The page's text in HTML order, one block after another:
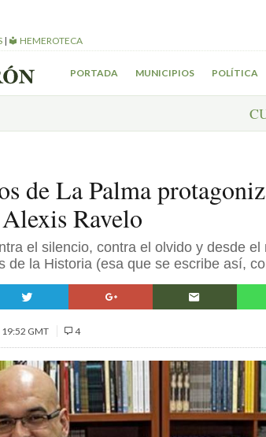
| HEMEROTECA
PORTADA MUNICIPIOS POLÍTICA
de La Palma
Ravelo
el silencio, contra el olvido y desde el
de la Historia (esa que se escribe así,
GMT 4